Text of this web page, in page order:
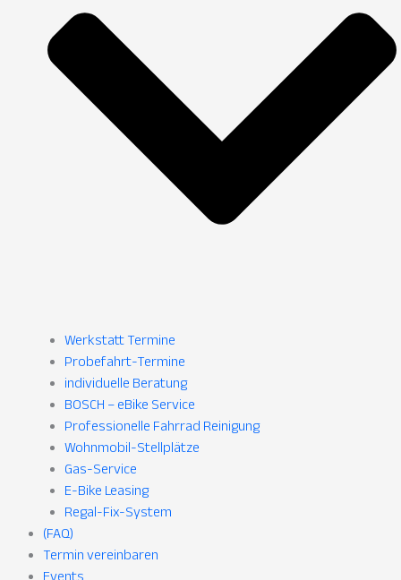
Werkstatt Termine
Probefahrt-Termine
individuelle Beratung
BOSCH – eBike Service
Professionelle Fahrrad Reinigung
Wohnmobil-Stellplätze
Gas-Service
E-Bike Leasing
Regal-Fix-System
(FAQ)
Termin vereinbaren
Events